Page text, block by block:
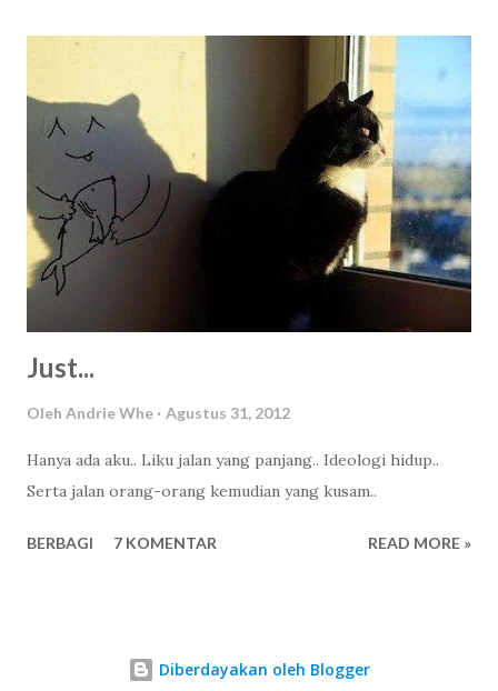
seperti Penelope. Semingguan ini saya diingatkan lagi
tentang makna pernikahan, apa itu ikatan. Baik dari internal
maupun eksternal. Ada yang baru saja ditinggal meninggal.
Ada yang baru memulai perjalanan. Ada yang sedang lucu-
lucunya merawat anak titipan Tuhan. Ada yang berpisah
karena ternyata berbeda tujuan. Ada juga yang baru memulai
dari awal setelah berpisah, lalu bersama dengan jiwa yang
baru dikenal. Ada juga yang masih dalam tahap penantian.
Just...
Oleh Andrie Whe Agustus 31, 2012
Hanya ada aku.. Liku jalan yang panjang.. Ideologi hidup..
Serta jalan orang-orang kemudian yang kusam..
BERBAGI 7 KOMENTAR READ MORE »
Diberdayakan oleh Blogger